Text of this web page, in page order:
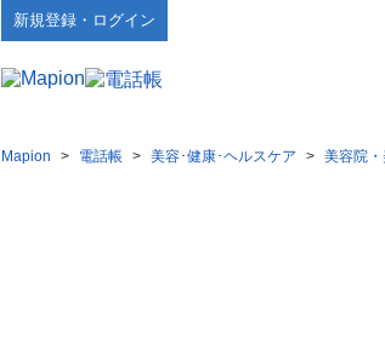
新規登録・ログイン
Mapion > 電話帳 > 美容･健康･ヘルスケア > 美容院